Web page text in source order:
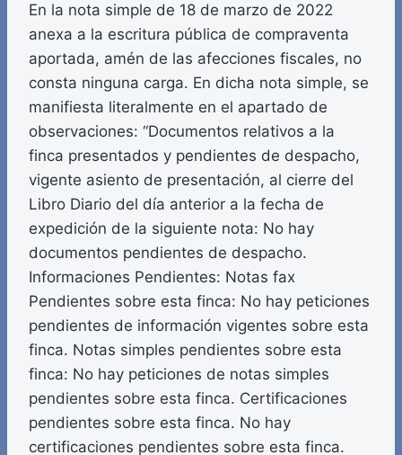
En la nota simple de 18 de marzo de 2022
anexa a la escritura pública de compraventa
aportada, amén de las afecciones fiscales, no
consta ninguna carga. En dicha nota simple, se
manifiesta literalmente en el apartado de
observaciones: “Documentos relativos a la
finca presentados y pendientes de despacho,
vigente asiento de presentación, al cierre del
Libro Diario del día anterior a la fecha de
expedición de la siguiente nota: No hay
documentos pendientes de despacho.
Informaciones Pendientes: Notas fax
Pendientes sobre esta finca: No hay peticiones
pendientes de información vigentes sobre esta
finca. Notas simples pendientes sobre esta
finca: No hay peticiones de notas simples
pendientes sobre esta finca. Certificaciones
pendientes sobre esta finca. No hay
certificaciones pendientes sobre esta finca.